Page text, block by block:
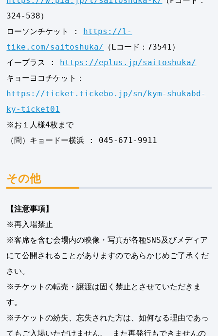
324-538）
ローソンチケット : https://l-
tike.com/saitoshuka/ （Lコード：73541）
イープラス : https://eplus.jp/saitoshuka/
キョーヨコチケット：
https://ticket.tickebo.jp/sn/kym-shukabd-
ky-ticket01
※お１人様4枚まで
（問）キョードー横浜 : 045-671-9911
その他
【注意事項】
※再入場禁止
※客席を含む会場内の映像・写真が各種SNS及びメディア
にて公開されることがありますのであらかじめご了承くだ
さい。
※チケットの転売・譲渡は固く禁止とさせていただきま
す。
※チケットの紛失、忘失された方は、如何なる理由であっ
てもご入場いただけません。 また再発行もできませんの